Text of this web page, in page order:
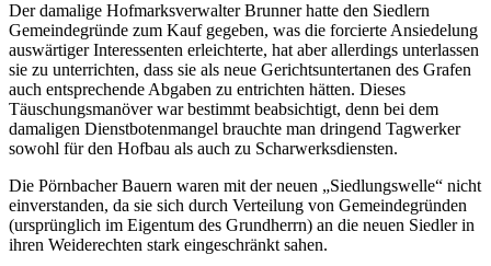
Der damalige Hofmarksverwalter Brunner hatte den Siedlern
Gemeindegründe zum Kauf gegeben, was die forcierte Ansiedelung
auswärtiger Interessenten erleichterte, hat aber allerdings unterlassen
sie zu unterrichten, dass sie als neue Gerichtsuntertanen des Grafen
auch entsprechende Abgaben zu entrichten hätten. Dieses
Täuschungsmanöver war bestimmt beabsichtigt, denn bei dem
damaligen Dienstbotenmangel brauchte man dringend Tagwerker
sowohl für den Hofbau als auch zu Scharwerksdiensten.
Die Pörnbacher Bauern waren mit der neuen „Siedlungswelle“ nicht
einverstanden, da sie sich durch Verteilung von Gemeindegründen
(ursprünglich im Eigentum des Grundherrn) an die neuen Siedler in
ihren Weiderechten stark eingeschränkt sahen.